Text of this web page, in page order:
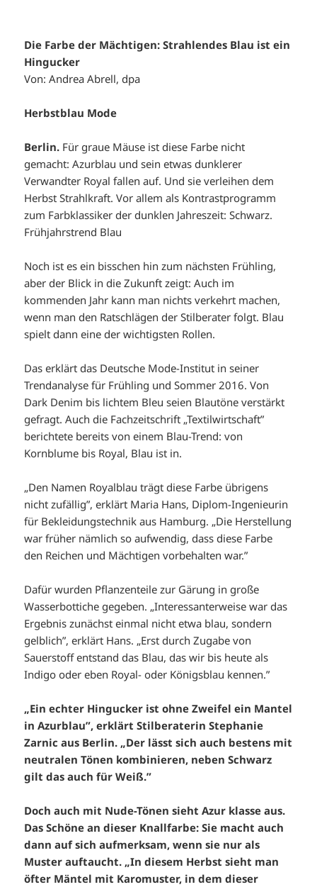
Die Farbe der Mächtigen: Strahlendes Blau ist ein
Hingucker
Von: Andrea Abrell, dpa
Herbstblau Mode
Berlin. Für graue Mäuse ist diese Farbe nicht
gemacht: Azurblau und sein etwas dunklerer
Verwandter Royal fallen auf. Und sie verleihen dem
Herbst Strahlkraft. Vor allem als Kontrastprogramm
zum Farbklassiker der dunklen Jahreszeit: Schwarz.
Frühjahrstrend Blau
Noch ist es ein bisschen hin zum nächsten Frühling,
aber der Blick in die Zukunft zeigt: Auch im
kommenden Jahr kann man nichts verkehrt machen,
wenn man den Ratschlägen der Stilberater folgt. Blau
spielt dann eine der wichtigsten Rollen.
Das erklärt das Deutsche Mode-Institut in seiner
Trendanalyse für Frühling und Sommer 2016. Von
Dark Denim bis lichtem Bleu seien Blautöne verstärkt
gefragt. Auch die Fachzeitschrift „Textilwirtschaft”
berichtete bereits von einem Blau-Trend: von
Kornblume bis Royal, Blau ist in.
„Den Namen Royalblau trägt diese Farbe übrigens
nicht zufällig”, erklärt Maria Hans, Diplom-Ingenieurin
für Bekleidungstechnik aus Hamburg. „Die Herstellung
war früher nämlich so aufwendig, dass diese Farbe
den Reichen und Mächtigen vorbehalten war.”
Dafür wurden Pflanzenteile zur Gärung in große
Wasserbottiche gegeben. „Interessanterweise war das
Ergebnis zunächst einmal nicht etwa blau, sondern
gelblich”, erklärt Hans. „Erst durch Zugabe von
Sauerstoff entstand das Blau, das wir bis heute als
Indigo oder eben Royal- oder Königsblau kennen.”
„Ein echter Hingucker ist ohne Zweifel ein Mantel
in Azurblau”, erklärt Stilberaterin Stephanie
Zarnic aus Berlin. „Der lässt sich auch bestens mit
neutralen Tönen kombinieren, neben Schwarz
gilt das auch für Weiß.”
Doch auch mit Nude-Tönen sieht Azur klasse aus.
Das Schöne an dieser Knallfarbe: Sie macht auch
dann auf sich aufmerksam, wenn sie nur als
Muster auftaucht. „In diesem Herbst sieht man
öfter Mäntel mit Karomuster, in dem dieser